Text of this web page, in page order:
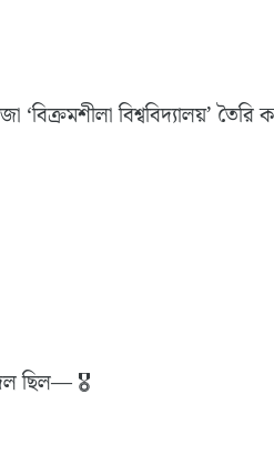
‘বিক্রমশীলা বিশ্ববিদ্যালয়’
দল ছিল— 🎖️